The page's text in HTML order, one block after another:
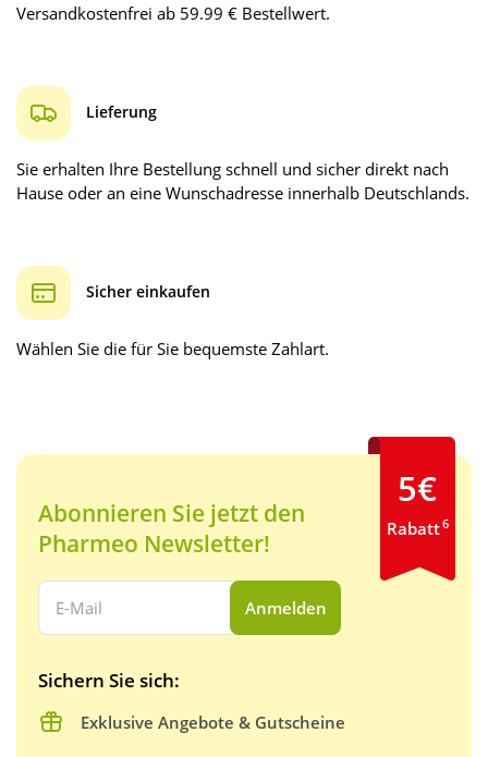
Versandkostenfrei ab 59.99 € Bestellwert.
Lieferung
Sie erhalten Ihre Bestellung schnell und sicher direkt nach
Hause oder an eine Wunschadresse innerhalb Deutschlands.
Sicher einkaufen
Wählen Sie die für Sie bequemste Zahlart.
Abonnieren Sie jetzt den
Pharmeo Newsletter!
Ihre E-Mail Adresse:
Anmelden
Sichern Sie sich:
Exklusive Angebote & Gutscheine
5€
Rabatt6